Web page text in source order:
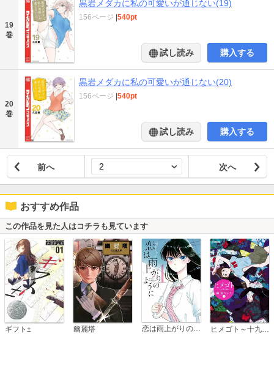
19
巻
黒岩メダカに私の可愛いが通じない(19)
156ページ 540pt
試し読み 購入する
20
巻
黒岩メダカに私の可愛いが通じない(20)
156ページ 540pt
試し読み 購入する
前へ 次へ
おすすめ作品
この作品を見た人はコチラも見ています
ギフト± 幽麗塔 恋は雨上がりのように